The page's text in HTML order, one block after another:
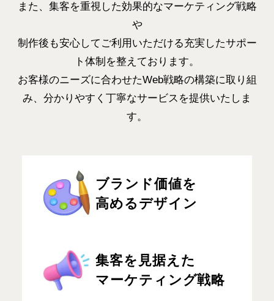
また、集客を重視した効果的なマーケティング戦略
や
制作後も安心してご利用いただける充実したサポー
ト体制を整えております。
お客様のニーズに合わせたWeb戦略の構築に取り組
み、分かりやすく丁寧なサービスを提供いたしま
す。
ブランド価値を
高めるデザイン
集客を見据えた
マーケティング戦略